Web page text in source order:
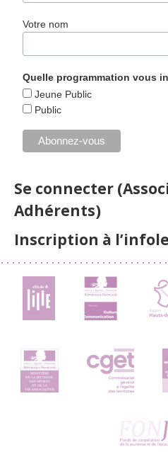
Votre nom
Quelle programmation vous
Jeune Public
Public
Se connecter
Adhérents)
Inscription à